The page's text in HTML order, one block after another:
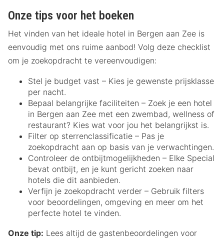
Onze tips voor het boeken
Het vinden van het ideale hotel in Bergen aan Zee is
eenvoudig met ons ruime aanbod! Volg deze checklist
om je zoekopdracht te vereenvoudigen:
Stel je budget vast – Kies je gewenste prijsklasse
per nacht.
Bepaal belangrijke faciliteiten – Zoek je een hotel
in Bergen aan Zee met een zwembad, wellness of
restaurant? Kies wat voor jou het belangrijkst is.
Filter op sterrenclassificatie – Pas je
zoekopdracht aan op basis van je verwachtingen.
Controleer de ontbijtmogelijkheden – Elke Special
bevat ontbijt, en je kunt gericht zoeken naar
hotels die dit aanbieden.
Verfijn je zoekopdracht verder – Gebruik filters
voor beoordelingen, omgeving en meer om het
perfecte hotel te vinden.
Onze tip: Lees altijd de gastenbeoordelingen voor